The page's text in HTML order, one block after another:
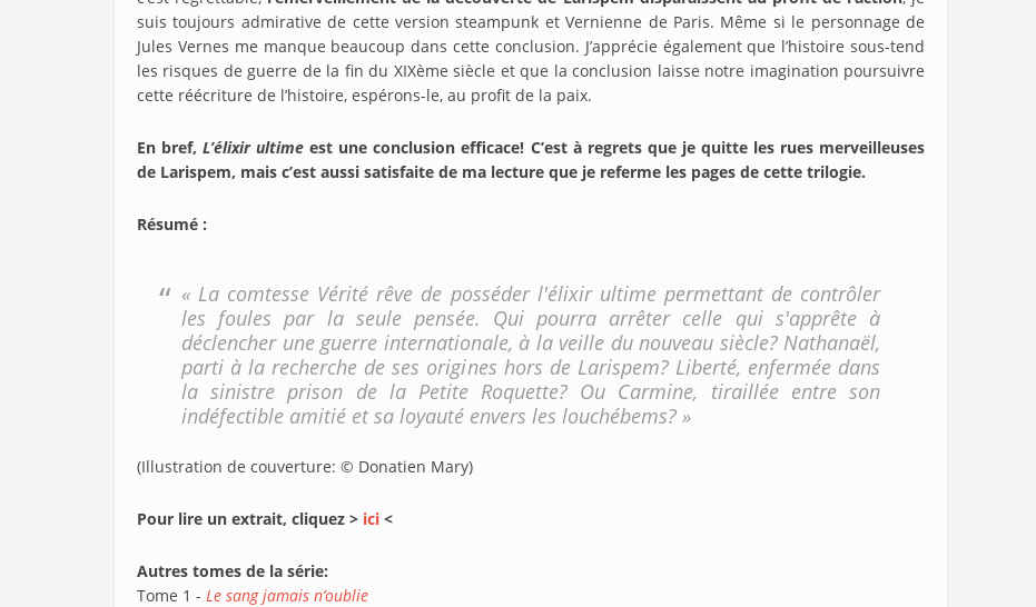
suis toujours admirative de cette version steampunk et Vernienne de Paris. Même si le personnage de
Jules Vernes me manque beaucoup dans cette conclusion. J’apprécie également que l’histoire sous-tend
les risques de guerre de la fin du XIXème siècle et que la conclusion laisse notre imagination poursuivre
cette réécriture de l’histoire, espérons-le, au profit de la paix.
En bref,L’élixir ultime est une conclusion efficace! C’est à regrets que je quitte les rues merveilleuses
de Larispem, mais c’est aussi satisfaite de ma lecture que je referme les pages de cette trilogie.
Résumé :
« La comtesse Vérité rêve de posséder l'élixir ultime permettant de contrôler
les foules par la seule pensée. Qui pourra arrêter celle qui s'apprête à
déclencher une guerre internationale, à la veille du nouveau siècle? Nathanaël,
parti à la recherche de ses origines hors de Larispem? Liberté, enfermée dans
la sinistre prison de la Petite Roquette? Ou Carmine, tiraillée entre son
indéfectible amitié et sa loyauté envers les louchébems? »
(Illustration de couverture: © Donatien Mary)
Pour lire un extrait, cliquez > ici <
Autres tomes de la série:
Tome 1 - Le sang jamais n’oublie